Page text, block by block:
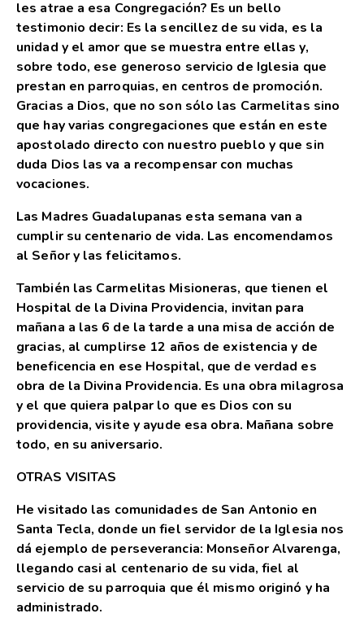
les atrae a esa Congregación? Es un bello
testimonio decir: Es la sencillez de su vida, es la
unidad y el amor que se muestra entre ellas y,
sobre todo, ese generoso servicio de Iglesia que
prestan en parroquias, en centros de promoción.
Gracias a Dios, que no son sólo las Carmelitas sino
que hay varias congregaciones que están en este
apostolado directo con nuestro pueblo y que sin
duda Dios las va a recompensar con muchas
vocaciones.
Las Madres Guadalupanas esta semana van a
cumplir su centenario de vida. Las encomendamos
al Señor y las felicitamos.
También las Carmelitas Misioneras, que tienen el
Hospital de la Divina Providencia, invitan para
mañana a las 6 de la tarde a una misa de acción de
gracias, al cumplirse 12 años de existencia y de
beneficencia en ese Hospital, que de verdad es
obra de la Divina Providencia. Es una obra milagrosa
y el que quiera palpar lo que es Dios con su
providencia, visite y ayude esa obra. Mañana sobre
todo, en su aniversario.
OTRAS VISITAS
He visitado las comunidades de San Antonio en
Santa Tecla, donde un fiel servidor de la Iglesia nos
dá ejemplo de perseverancia: Monseñor Alvarenga,
llegando casi al centenario de su vida, fiel al
servicio de su parroquia que él mismo originó y ha
administrado.